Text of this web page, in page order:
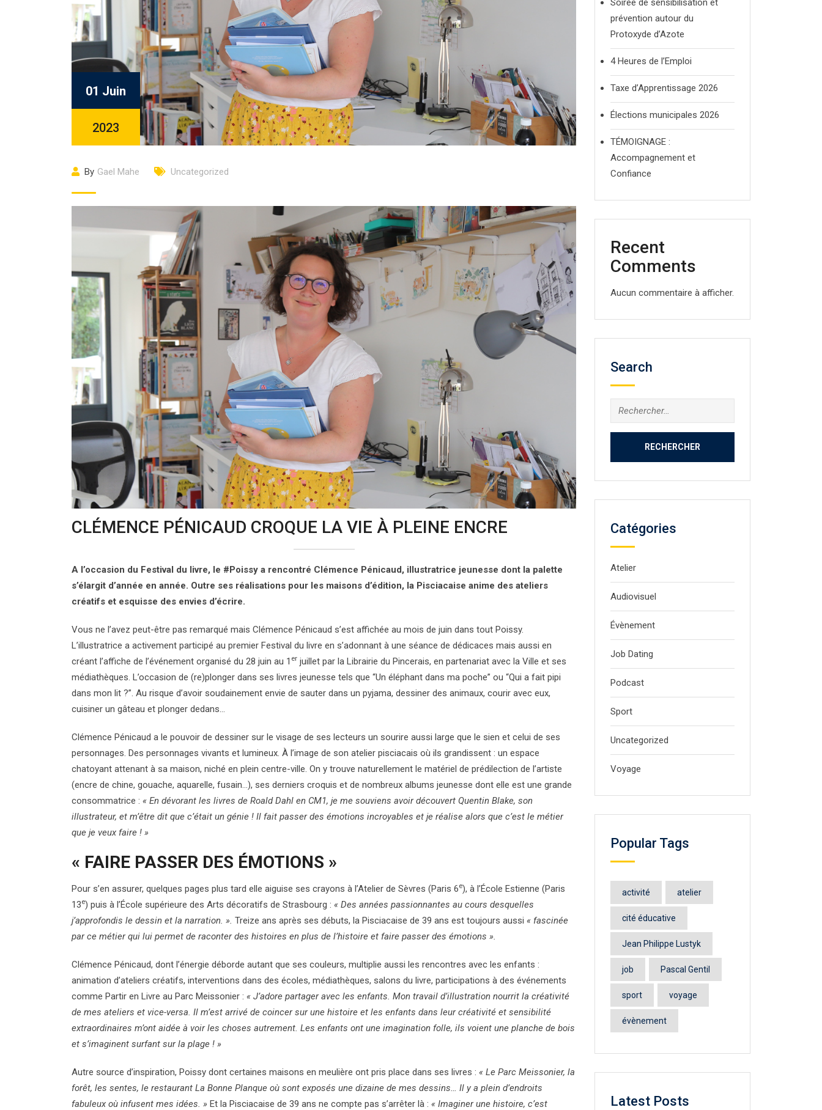
01 Juin
2023
By Gael Mahe Uncategorized
CLÉMENCE PÉNICAUD CROQUE LA VIE À PLEINE ENCRE
A l’occasion du Festival du livre, le #Poissy a rencontré Clémence Pénicaud, illustratrice jeunesse dont la palette
s’élargit d’année en année. Outre ses réalisations pour les maisons d’édition, la Pisciacaise anime des ateliers
créatifs et esquisse des envies d’écrire.
Vous ne l’avez peut-être pas remarqué mais Clémence Pénicaud s’est affichée au mois de juin dans tout Poissy.
L’illustratrice a activement participé au premier Festival du livre en s’adonnant à une séance de dédicaces mais aussi en
créant l’affiche de l’événement organisé du 28 juin au 1 er juillet par la Librairie du Pincerais, en partenariat avec la Ville et ses
médiathèques. L’occasion de (re)plonger dans ses livres jeunesse tels que “Un éléphant dans ma poche” ou “Qui a fait pipi
dans mon lit ?”. Au risque d’avoir soudainement envie de sauter dans un pyjama, dessiner des animaux, courir avec eux,
cuisiner un gâteau et plonger dedans…
Clémence Pénicaud a le pouvoir de dessiner sur le visage de ses lecteurs un sourire aussi large que le sien et celui de ses
personnages. Des personnages vivants et lumineux. À l’image de son atelier pisciacais où ils grandissent : un espace
chatoyant attenant à sa maison, niché en plein centre-ville. On y trouve naturellement le matériel de prédilection de l’artiste
(encre de chine, gouache, aquarelle, fusain…), ses derniers croquis et de nombreux albums jeunesse dont elle est une grande
consommatrice : « En dévorant les livres de Roald Dahl en CM1, je me souviens avoir découvert Quentin Blake, son
illustrateur, et m’être dit que c’était un génie ! Il fait passer des émotions incroyables et je réalise alors que c’est le métier
que je veux faire ! »
« FAIRE PASSER DES ÉMOTIONS »
Pour s’en assurer, quelques pages plus tard elle aiguise ses crayons à l’Atelier de Sèvres (Paris 6e), à l’École Estienne (Paris
13e) puis à l’École supérieure des Arts décoratifs de Strasbourg : « Des années passionnantes au cours desquelles
j’approfondis le dessin et la narration. ». Treize ans après ses débuts, la Pisciacaise de 39 ans est toujours aussi « fascinée
par ce métier qui lui permet de raconter des histoires en plus de l’histoire et faire passer des émotions ».
Clémence Pénicaud, dont l’énergie déborde autant que ses couleurs, multiplie aussi les rencontres avec les enfants :
animation d’ateliers créatifs, interventions dans des écoles, médiathèques, salons du livre, participations à des événements
comme Partir en Livre au Parc Meissonier : « J’adore partager avec les enfants. Mon travail d’illustration nourrit la créativité
de mes ateliers et vice-versa. Il m’est arrivé de coincer sur une histoire et les enfants dans leur créativité et sensibilité
extraordinaires m’ont aidée à voir les choses autrement. Les enfants ont une imagination folle, ils voient une planche de bois
et s’imaginent surfant sur la plage ! »
Autre source d’inspiration, Poissy dont certaines maisons en meulière ont pris place dans ses livres : « Le Parc Meissonier, la
forêt, les sentes, le restaurant La Bonne Planque où sont exposés une dizaine de mes dessins… Il y a plein d’endroits
fabuleux où infusent mes idées. » Et la Pisciacaise de 39 ans ne compte pas s’arrêter là : « Imaginer une histoire, c’est
Soirée de sensibilisation et
prévention autour du
Protoxyde d’Azote
4 Heures de l’Emploi
Taxe d’Apprentissage 2026
Élections municipales 2026
TÉMOIGNAGE :
Accompagnement et
Confiance
Recent
Comments
Aucun commentaire à afficher.
Search
Rechercher :
Catégories
Atelier
Audiovisuel
Évènement
Job Dating
Podcast
Sport
Uncategorized
Voyage
Popular Tags
activité atelier
cité éducative
Jean Philippe Lustyk
job Pascal Gentil
sport voyage
évènement
Latest Posts